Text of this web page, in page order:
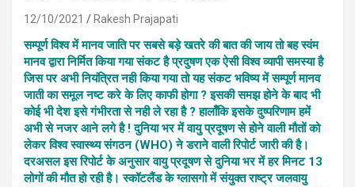
12/10/2021 Rakesh Prajapati
सम्पूर्ण विश्व में मानव जाति पर सबसे बड़े खतरे की बात की जाय तो बह स्वंम
मानव द्वारा निर्मित किया गया संकट है प्रदुषण एक ऐसी विश्व व्यापी समस्या है
जिस पर अभी नियंत्रित नही किया गया तो यह संकट भविष्य में सम्पूर्ण मानव
जाती का समूल नष्ट करे के लिए काफी होगा ? इसकी समझ होने के बाद भी
कोई भी देश इसे गंभीरता से नही ले रहा है ? हालाँकि इसके दुष्परिणाम हमें
अभी से नजर आने लगे है ! दुनिया भर में वायु प्रदूषण से होने वाली मौतों को
लेकर विश्व स्वास्थ्य संगठन (WHO) ने डराने वाली रिपोर्ट जारी की है।
दरअसल इस रिपोर्ट के अनुसार वायु प्रदूषण से दुनिया भर में हर मिनट 13
लोगों की मौत हो रही है। स्कॉटलैंड के ग्लासगो में संयुक्त राष्ट्र जलवायु